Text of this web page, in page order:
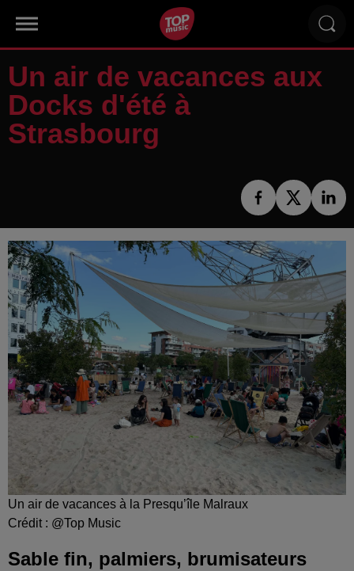
Un air de vacances aux
Docks d'été à
Strasbourg
Un air de vacances à la Presqu’île Malraux
Crédit : @Top Music
Sable fin, palmiers, brumisateurs